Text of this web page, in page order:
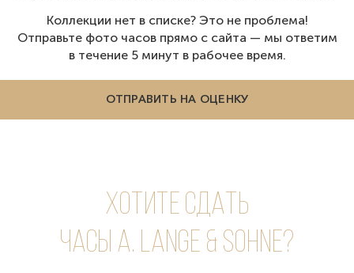
Коллекции нет в списке? Это не проблема!
Отправьте фото часов прямо с сайта — мы ответим
в течение 5 минут в рабочее время.
ОТПРАВИТЬ НА ОЦЕНКУ
Хотите сдать
часы A. Lange & Sohne?